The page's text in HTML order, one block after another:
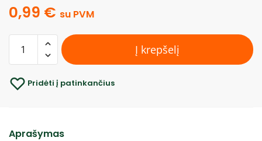
0,99 € su PVM
Į krepšelį
Pridėti į patinkančius
Aprašymas